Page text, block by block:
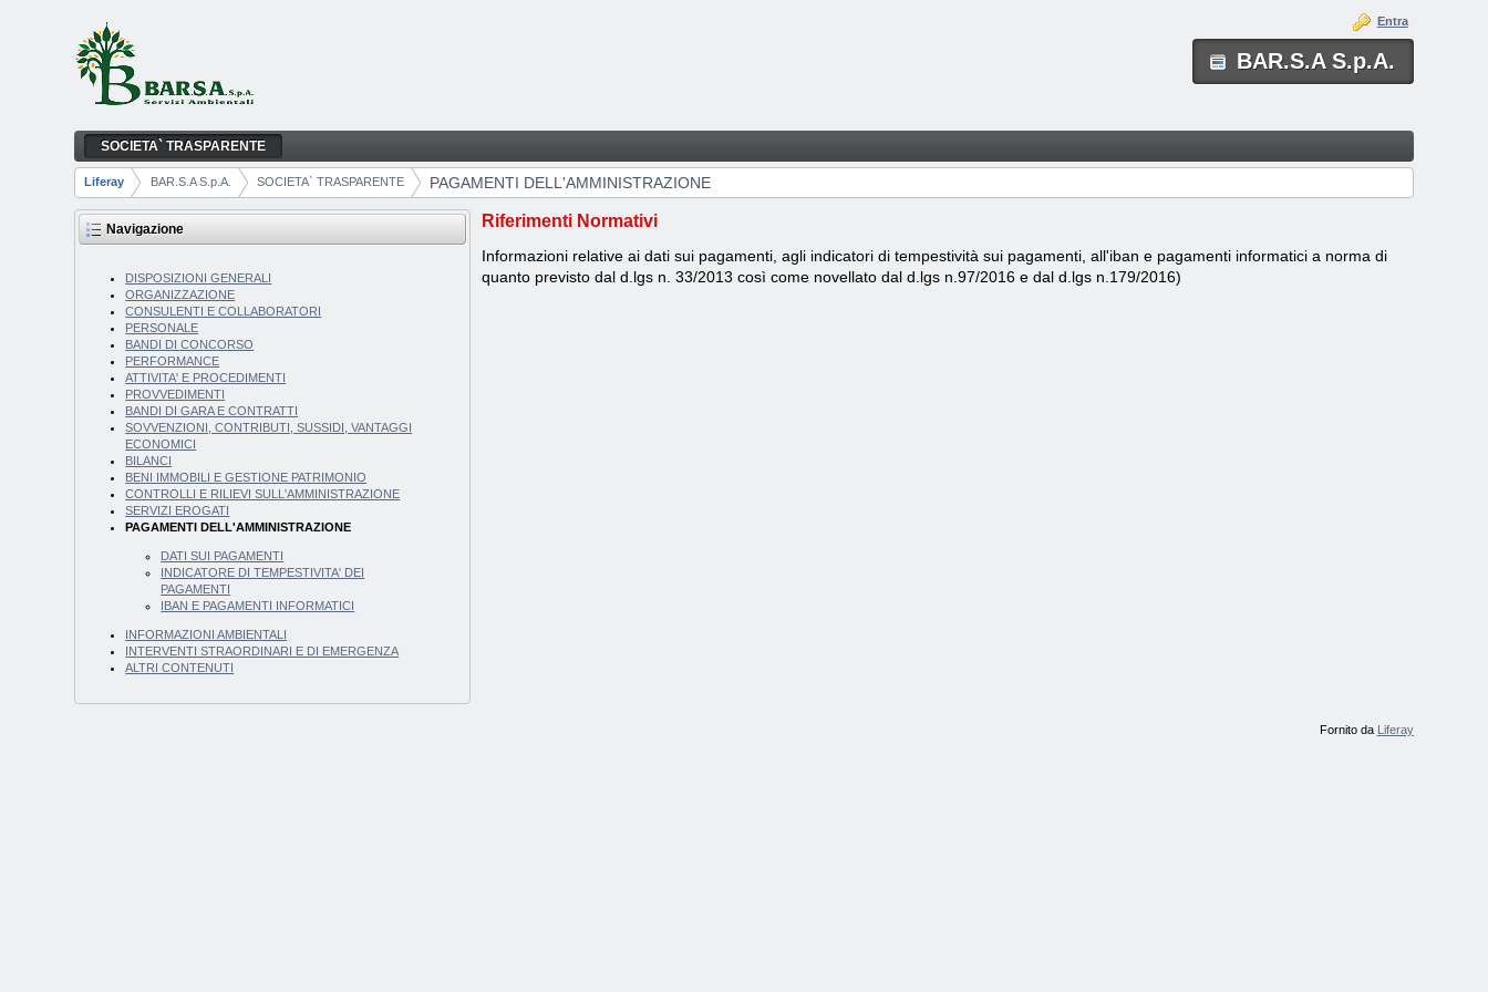
Salta al contenuto
BAR.S.A S.p.A.
PAGAMENTI DELL'AMMINISTRAZIONE
Entra
Navigazione
SOCIETA` TRASPARENTE
Breadcrumb
Liferay BAR.S.A S.p.A. SOCIETA` TRASPARENTE PAGAMENTI DELL'AMMINISTRAZIONE
Navigazione
DISPOSIZIONI GENERALI
ORGANIZZAZIONE
CONSULENTI E COLLABORATORI
PERSONALE
BANDI DI CONCORSO
PERFORMANCE
ATTIVITA' E PROCEDIMENTI
PROVVEDIMENTI
BANDI DI GARA E CONTRATTI
SOVVENZIONI, CONTRIBUTI, SUSSIDI, VANTAGGI
ECONOMICI
BILANCI
BENI IMMOBILI E GESTIONE PATRIMONIO
CONTROLLI E RILIEVI SULL'AMMINISTRAZIONE
SERVIZI EROGATI
PAGAMENTI DELL'AMMINISTRAZIONE
DATI SUI PAGAMENTI
INDICATORE DI TEMPESTIVITA' DEI
PAGAMENTI
IBAN E PAGAMENTI INFORMATICI
INFORMAZIONI AMBIENTALI
INTERVENTI STRAORDINARI E DI EMERGENZA
ALTRI CONTENUTI
Riferimenti Normativi
Informazioni relative ai dati sui pagamenti, agli indicatori di tempestività sui pagamenti, all'iban e pagamenti informatici a norma di
quanto previsto dal d.lgs n. 33/2013 così come novellato dal d.lgs n.97/2016 e dal d.lgs n.179/2016)
Fornito da Liferay